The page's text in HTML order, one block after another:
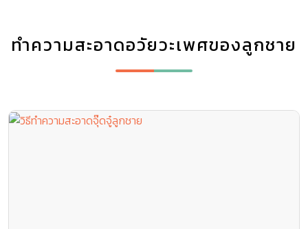
ทำความสะอาดอวัยวะเพศของลูกชาย